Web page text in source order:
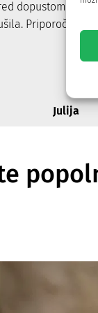
dopustom in
Priporočam
Julija